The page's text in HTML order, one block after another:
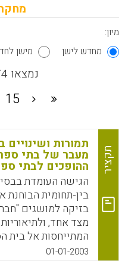
מיון:
מחדש לישן
מישן
נמצאו 374 פריטים
15
תקציר
תמורות ושינויים
מעבר של בתי
ההופכים לבתי
הגישה העומדת
בין-תחומית
בזיקה למושגים
מצד אחד,
המתייחסות אל בית
פתוחים ובוחנת
אלו, מצד אחר.
01-01-2003